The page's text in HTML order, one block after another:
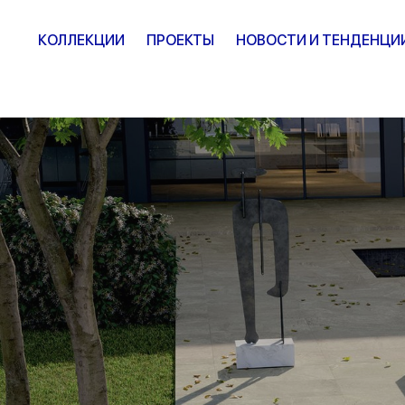
КОЛЛЕКЦИИ ПРОЕКТЫ НОВОСТИ И